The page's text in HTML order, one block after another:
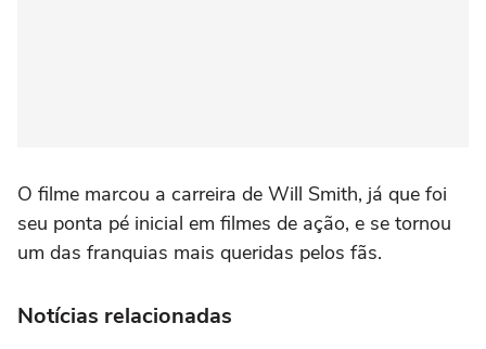
O filme marcou a carreira de Will Smith, já que foi
seu ponta pé inicial em filmes de ação, e se tornou
um das franquias mais queridas pelos fãs.
Notícias relacionadas